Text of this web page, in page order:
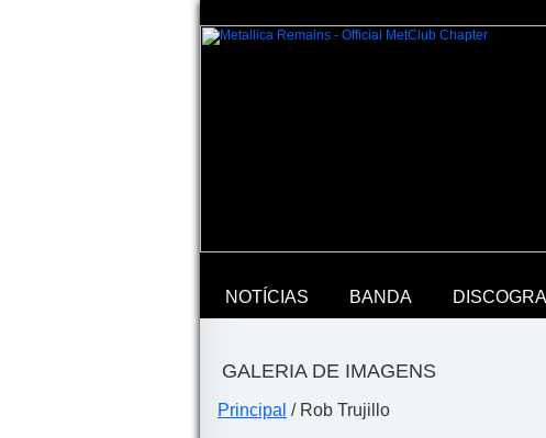
NOTÍCIAS BANDA
GALERIA DE IMAGENS
Principal / Rob Trujillo